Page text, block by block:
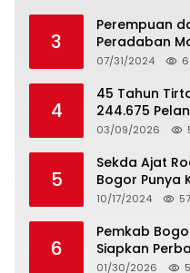
3
Perempuan
Peradaban
07/31/2024
4
45 Tahun
244.675
03/09/2026
5
Sekda Ajat
Bogor Punya
10/17/2024
6
Pemkab
Siapkan
Pergeseran
01/30/2026